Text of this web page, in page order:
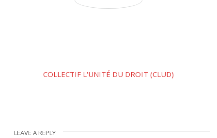
COLLECTIF L'UNITÉ DU DROIT (CLUD)
LEAVE A REPLY